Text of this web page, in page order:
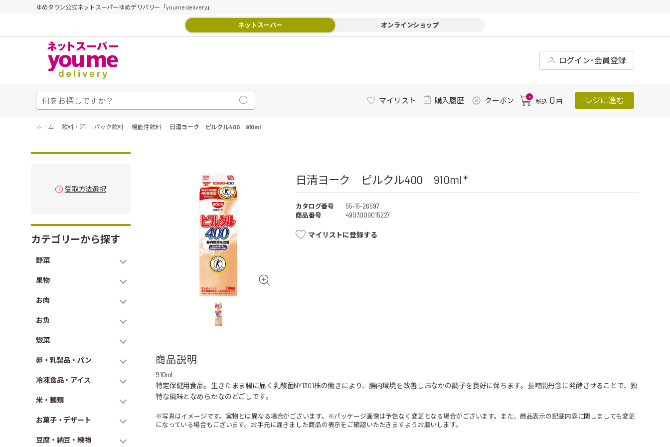
ゆめタウン公式ネットスーパーゆめデリバリー「youme delivery」
ネットスーパー オンラインショップ
ログイン･会員登録
マイリスト 購入履歴 クーポン 0
税込 0 円 レジに進む
ホーム -飲料・酒 - パック飲料 -機能性飲料 - 日清ヨーク ピルクル400 910ml
受取方法選択
カテゴリーから探す
野菜
果物
お肉
お魚
惣菜
卵・乳製品・パン
冷凍食品・アイス
米・麺類
お菓子・デザート
豆腐・納豆・練物
日清ヨーク ピルクル400 910ml *
カタログ番号
55-15-26597
商品番号
4903009015227
マイリストに登録する
商品説明
910ml
特定保健用食品。生きたまま腸に届く乳酸菌NY1301株の働きにより、腸内環境を改善しおなかの調子を良好に保ちます。長時間丹念に発酵させることで、独
特な風味となめらかなのどごしです。
※写真はイメージです。実物とは異なる場合がございます。※パッケージ画像は予告なく変更となる場合がございます。また、商品表示の記載内容に関しましても変更
になっている場合もございます。お手元に届きました商品の表示をご確認いただきますようお願いします。